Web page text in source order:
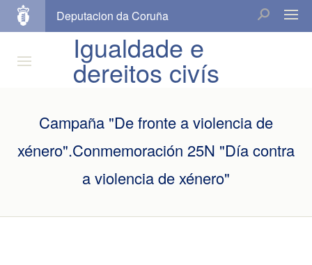
Deputacion da Coruña
Igualdade e
dereitos civís
Campaña "De fronte a violencia de
xénero".Conmemoración 25N "Día contra
a violencia de xénero"